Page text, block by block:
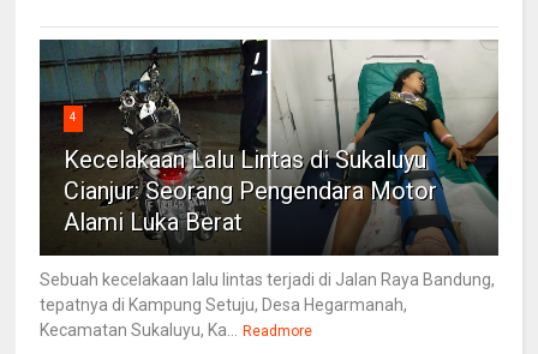
4
Kecelakaan Lalu Lintas di Sukaluyu
Cianjur: Seorang Pengendara Motor
Alami Luka Berat
Sebuah kecelakaan lalu lintas terjadi di Jalan Raya Bandung,
tepatnya di Kampung Setuju, Desa Hegarmanah,
Kecamatan Sukaluyu, Ka...
Readmore